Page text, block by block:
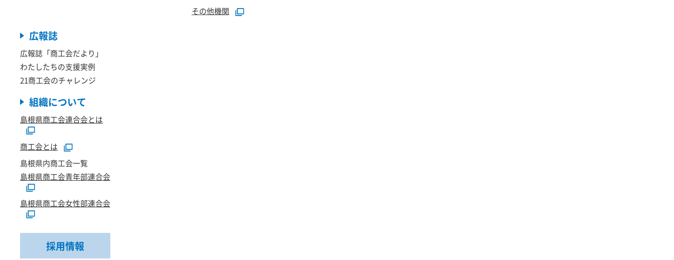
その他機関
広報誌
広報誌「商工会だより」
わたしたちの支援実例
21商工会のチャレンジ
組織について
島根県商工会連合会とは
商工会とは
島根県内商工会一覧
島根県商工会青年部連合会
島根県商工会女性部連合会
採用情報